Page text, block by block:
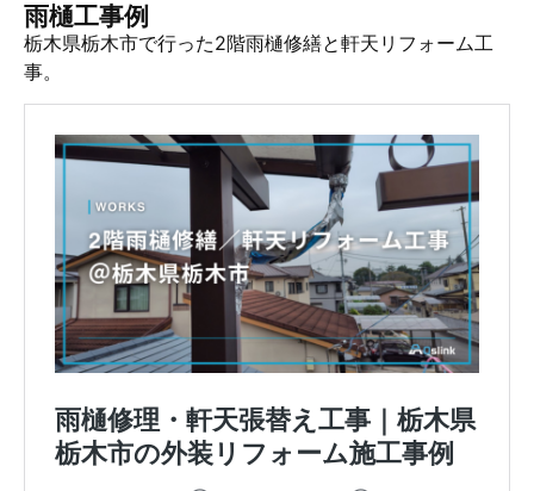
雨樋工事例
栃木県栃木市で行った2階雨樋修繕と軒天リフォーム工
事。